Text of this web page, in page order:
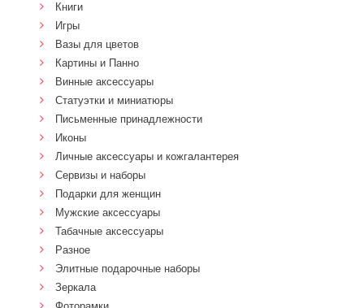
Книги
Игры
Вазы для цветов
Картины и Панно
Винные аксессуары
Статуэтки и миниатюры
Письменные принадлежности
Иконы
Личные аксессуары и кожгалантерея
Сервизы и наборы
Подарки для женщин
Мужские аксессуары
Табачные аксессуары
Разное
Элитные подарочные наборы
Зеркала